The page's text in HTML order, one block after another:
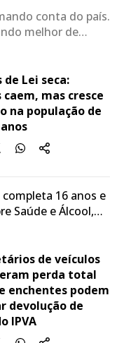
conta do país.
melhor de…
de Lei seca:
mas cresce
na população de
16 anos e
Saúde e Álcool,…
de veículos
perda total
enchentes podem
devolução de
IPVA